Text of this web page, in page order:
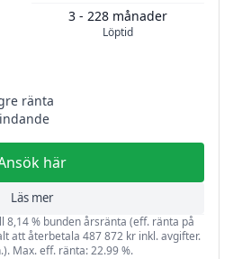
Löptid
3 - 228 månader
ränta
här
Läs mer
8,14 % bunden årsränta (eff. ränta på
att återbetala 487 872 kr inkl. avgifter.
Max. eff. ränta: 22.99 %.